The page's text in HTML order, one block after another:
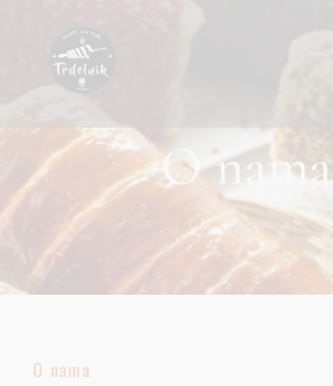
O nama
O nama